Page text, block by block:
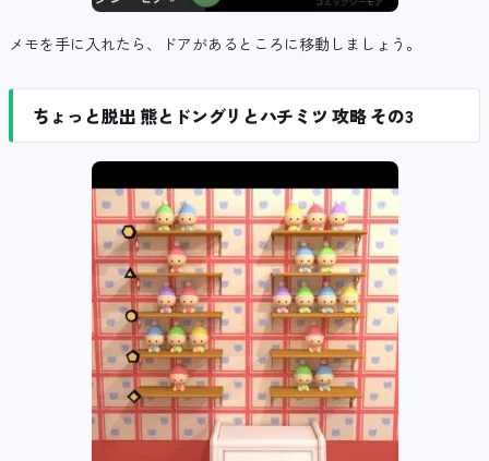
メモを手に入れたら、ドアがあるところに移動しましょう。
ちょっと脱出 熊とドングリとハチミツ 攻略 その3